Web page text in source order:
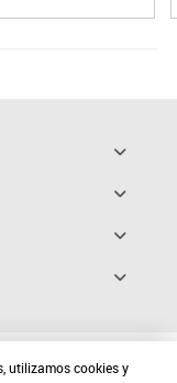
utilizamos cookies y